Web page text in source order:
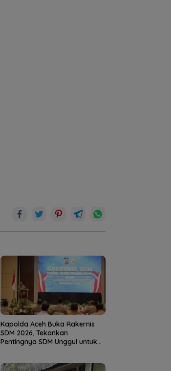
Kapolda Aceh Buka Rakernis
SDM 2026, Tekankan
Pentingnya SDM Unggul untuk